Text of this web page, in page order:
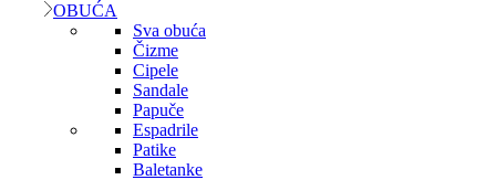
OBUĆA
Sva obuća
Čizme
Cipele
Sandale
Papuče
Espadrile
Patike
Baletanke